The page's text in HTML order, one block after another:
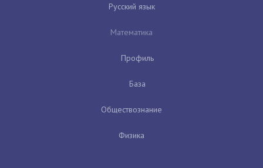
Русский язык
Математика
Профиль
База
Обществознание
Физика